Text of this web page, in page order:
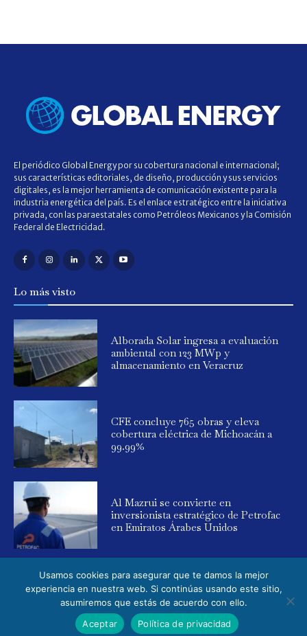
El periódico Global Energy por su cobertura nacional e internacional;
sus características editoriales, de diseño, producción y sus servicios
digitales, es la mejor herramienta de comunicación existente para la
industria energética del país. Es el enlace estratégico entre la iniciativa
privada, con las paraestatales como Petróleos Mexicanos y la Comisión
Federal de Electricidad.
Lo más visto
Alborada Solar ingresa a evaluación
ambiental con 123 MWp y
almacenamiento en Veracruz
CFE concluye 765 obras y eleva
cobertura eléctrica de Michoacán a
99.99%
Al Mazrui se convierte en
inversionista estratégico de Petrofac
en Emiratos Árabes Unidos
© 2025 Global Energy. Todos los derechos reservados. Powered by
Elemental Media
Usamos cookies para asegurar que te damos la mejor
experiencia en nuestra web. Si continúas usando este sitio,
asumiremos que estás de acuerdo con ello.
Aceptar
Política de privacidad